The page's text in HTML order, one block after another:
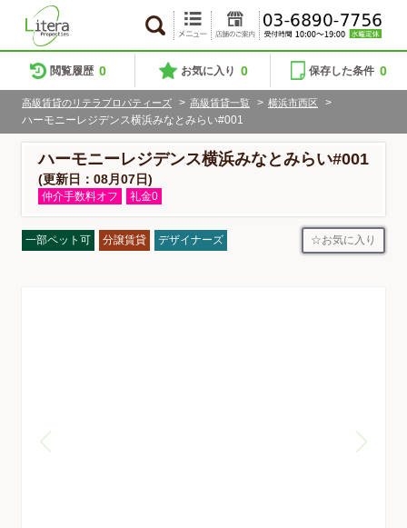
閲覧履歴 0 お気に入り 0 保存した条件 0
高級賃貸のリテラプロパティーズ > 高級賃貸一覧 > 横浜市西区
>
ハーモニーレジデンス横浜みなとみらい#001
ハーモニーレジデンス横浜みなとみらい#001
(更新日：08月07日)
仲介手数料オフ 礼金0
一部ペット可 分譲賃貸 デザイナーズ お気に入り